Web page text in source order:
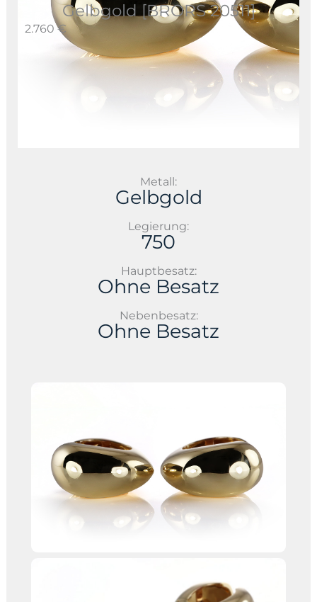
Gelbgold [BRORS 20511]
2.760 €
Metall:
Gelbgold
Legierung:
750
Hauptbesatz:
Ohne Besatz
Nebenbesatz:
Ohne Besatz